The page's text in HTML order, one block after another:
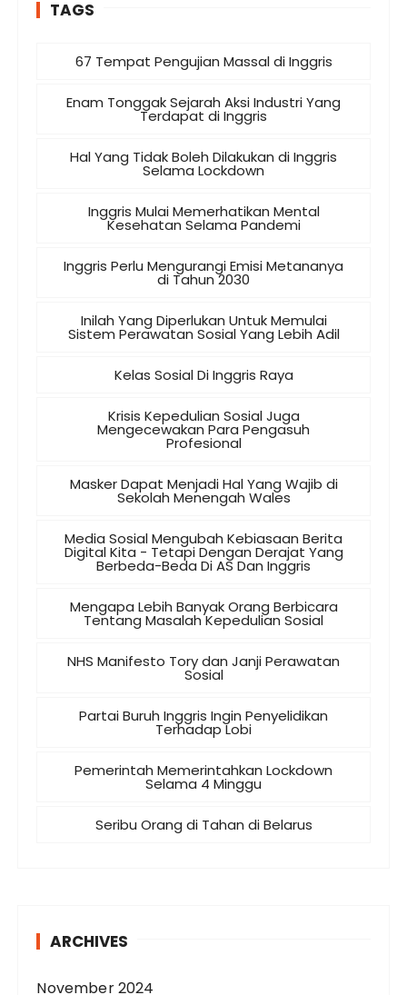
TAGS
67 Tempat Pengujian Massal di Inggris
Enam Tonggak Sejarah Aksi Industri Yang
Terdapat di Inggris
Hal Yang Tidak Boleh Dilakukan di Inggris
Selama Lockdown
Inggris Mulai Memerhatikan Mental
Kesehatan Selama Pandemi
Inggris Perlu Mengurangi Emisi Metananya
di Tahun 2030
Inilah Yang Diperlukan Untuk Memulai
Sistem Perawatan Sosial Yang Lebih Adil
Kelas Sosial Di Inggris Raya
Krisis Kepedulian Sosial Juga
Mengecewakan Para Pengasuh
Profesional
Masker Dapat Menjadi Hal Yang Wajib di
Sekolah Menengah Wales
Media Sosial Mengubah Kebiasaan Berita
Digital Kita - Tetapi Dengan Derajat Yang
Berbeda-Beda Di AS Dan Inggris
Mengapa Lebih Banyak Orang Berbicara
Tentang Masalah Kepedulian Sosial
NHS Manifesto Tory dan Janji Perawatan
Sosial
Partai Buruh Inggris Ingin Penyelidikan
Terhadap Lobi
Pemerintah Memerintahkan Lockdown
Selama 4 Minggu
Seribu Orang di Tahan di Belarus
ARCHIVES
November 2024